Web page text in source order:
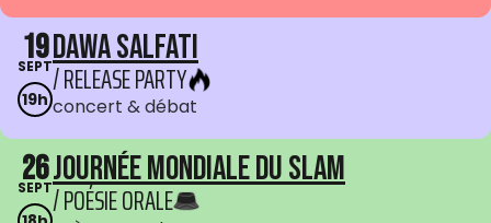
19
SEPT
19h
Dawa Salfati
/ RELEASE PARTY
concert & débat
26
SEPTJournée mondiale du Slam
/ POÉSIE ORALE